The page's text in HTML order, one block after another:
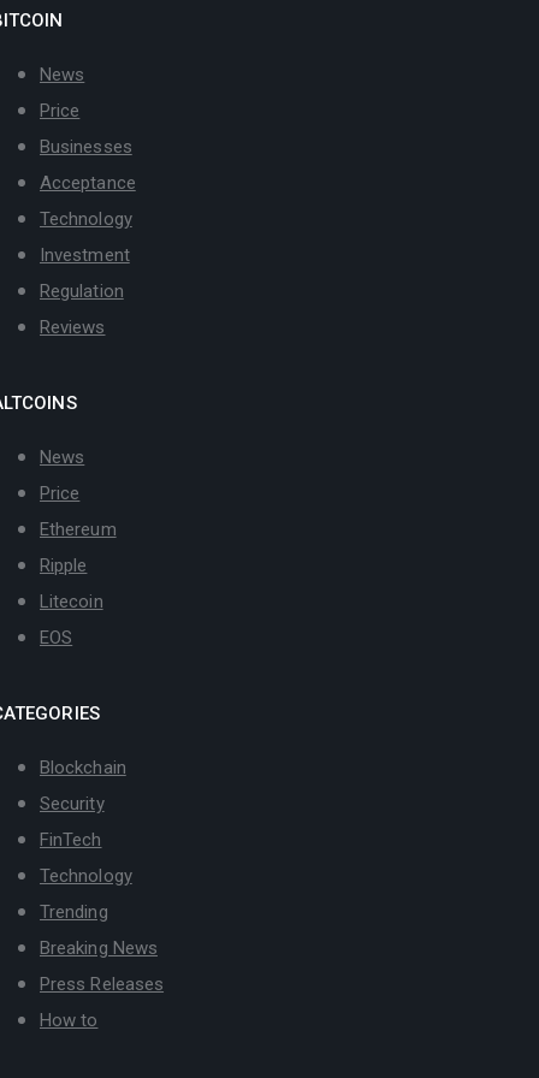
News
Price
Businesses
Acceptance
Technology
Investment
Regulation
Reviews
News
Price
Ethereum
Ripple
Litecoin
EOS
Blockchain
Security
FinTech
Technology
Trending
Breaking News
Press Releases
How to